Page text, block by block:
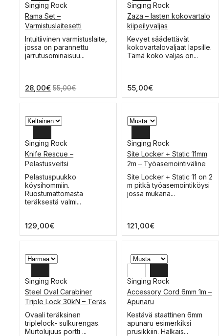
Singing Rock
Rama Set –
Varmistuslaitesetti
Tällä
tuotteella
on
tehdä
valinnat
tuotteen
Intuitiivinen varmistuslaite,
jossa on parannettu
jarrutusominaisuu...
28,00€ 55,00€
Singing Rock
Zaza – lasten kokovartalo
kiipeilyvaljas
Tällä
tuotteella
on
tehdä
valinnat
tuotteen
Kevyet säädettävät
kokovartalovaljaat lapsille.
Tämä koko valjas on...
55,00€
Singing Rock
Knife Rescue –
Pelastusveitsi
Tällä
tuotteella
on
useampi
tehdä
valinnat
tuotteen
Pelastuspuukko
köysihommiin.
Ruostumattomasta
teräksestä valmi...
129,00€
Singing Rock
Site Locker + Static 11mm
2m – Työasemointiväline
Tällä
tuotteella
on
tehdä
valinnat
tuotteen
Site Locker + Static 11 on 2
m pitkä työasemointiköysi
jossa mukana...
121,00€
Singing Rock
Steel Oval Carabiner
Triple Lock 30kN – Teräs
sulkurengas
Tällä
tuotteella
on
Ovaali teräksinen
triplelock- sulkurengas.
Murtolujuus portti ...
Singing Rock
Accessory Cord 6mm 1m –
Apunaru
Tällä
tuotteella
on
Kestävä staattinen 6mm
apunaru esimerkiksi
prusikkiin. Halkais...